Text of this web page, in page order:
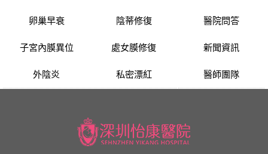
卵巢早衰
子宮內膜異位
外陰炎
陰蒂修復
處女膜修復
私密漂紅
醫院問答
新聞資訊
醫師團隊